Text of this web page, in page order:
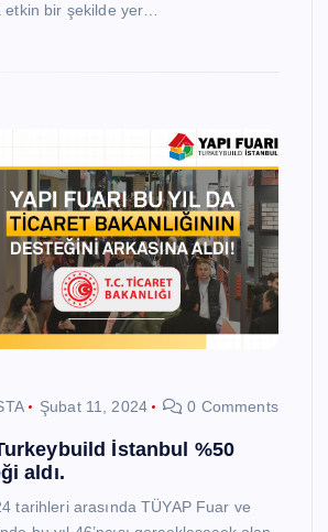
bir şekilde yer…
Şubat 11, 2024 0 Comments
İstanbul %50
aldı.
tarihleri arasında TÜYAP Fuar ve